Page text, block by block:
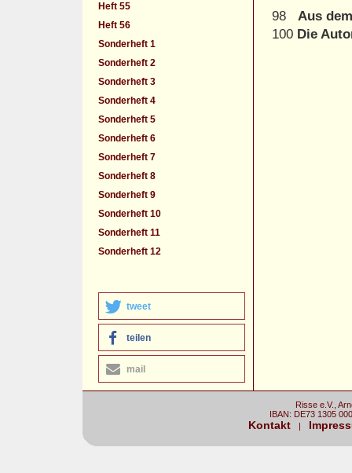
Heft 55
Heft 56
Sonderheft 1
Sonderheft 2
Sonderheft 3
Sonderheft 4
Sonderheft 5
Sonderheft 6
Sonderheft 7
Sonderheft 8
Sonderheft 9
Sonderheft 10
Sonderheft 11
Sonderheft 12
tweet
teilen
mail
98 Aus
100 Die
Risse e.V.,
IBAN: DE73 1305
Kontakt |